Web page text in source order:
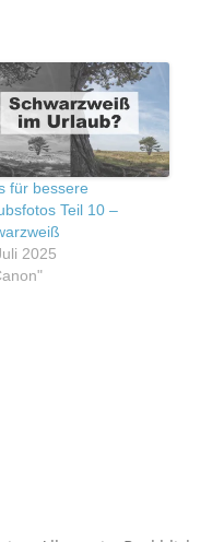
für bessere
Teil 10 –
2025